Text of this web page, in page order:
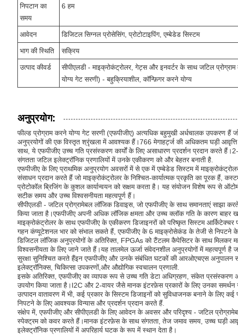
निपटान का
समय
6 हम
आवेदन डिजिटल सिग्नल प्रोसेसिंग, प्रोटोटाइपिंग, एम्बेडेड सिस्टम
भाग की स्थिति सक्रिय
उत्पाद कीवर्ड
सीपीएलडी - माइक्रोकंट्रोलर, गेट्स और इनवर्टर के साथ जटिल
योग्य गेट सरणी) - बहुक्रियाशील, कॉन्फ़िगर करने योग्य
अनुप्रयोग:
फील्ड प्रोग्राम करने योग्य गेट सरणी (एफपीजीए) अत्यधिक बहुमुखी अर्धचालक उपकरण हैं
अनुप्रयोगों की एक विस्तृत श्रृंखला में आवश्यक हैं।766 मेगाहर्ट्ज की अधिकतम घड़ी
साथ, ये एफपीजीए उच्च गति प्रसंस्करण कार्यों के लिए असाधारण प्रदर्शन प्रदान करते
संगतता जटिल इलेक्ट्रॉनिक प्रणालियों में उनके एकीकरण को और बेहतर बनाती है.
एफपीजीए के लिए प्राथमिक अनुप्रयोग अवसरों में से एक में एम्बेडेड सिस्टम में
संसाधन प्रदान करते हैं जो माइक्रोकंट्रोलर के निश्चित-कार्यात्मक प्रकृति का पूरक हैं,
प्रोटोकॉल ब्रिजिंग के कुशल कार्यान्वयन को सक्षम करता है। यह संयोजन विशेष रूप से
सटीक समय और उच्च विश्वसनीयता महत्वपूर्ण हैं।
सीपीएलडी - जटिल प्रोग्रामेबल लॉजिक डिवाइस, जो एफपीजीए के साथ समानताएं साझा
किया जाता है।एफपीजीए अपनी अधिक लॉजिक क्षमता और उच्च क्लॉक गति के कारण
माइक्रोकंट्रोलर के साथ एफपीजीए के एकीकरण डिजाइनरों को परिष्कृत सिस्टम आर्किटेक्चर
गहन कंप्यूटेशनल भार को संभाल सकते हैं, एफपीजीए के 6 माइक्रोसेकंड के तेजी से निपटने
डिजिटल लॉजिक अनुप्रयोगों के अतिरिक्त, FPGAs को टैंटलम कैपेसिटर के साथ मिलकर
विश्वसनीयता के लिए जाने जाते हैं।यह तालमेल ऊर्जा संवेदनशील अनुप्रयोगों में महत्वपूर्ण
सुरक्षा सुनिश्चित करते हैंइन एफपीजीए और उनके संबंधित घटकों की आरओएचएस अनुपालन
इलेक्ट्रॉनिक्स, चिकित्सा उपकरणों,और औद्योगिक स्वचालन प्रणाली.
इसके अतिरिक्त, एफपीजीए का व्यापक रूप से उच्च गति डेटा अधिग्रहण, संकेत प्रसंस्करण
उपयोग किया जाता है।I2C और 2-वायर जैसे मानक इंटरफ़ेस प्रकारों के लिए उनका समर्थन
उत्पादन वातावरण में भी, कई प्रकार के सिस्टम डिजाइनों को सुविधाजनक बनाने के लिए
निपटने के लिए आवश्यक विन्यास और प्रदर्शन प्रदान करते हैं.
संक्षेप में, एफपीजीए और सीपीएलडी के लिए आवेदन के अवसर और परिदृश्य - जटिल
स्पेक्ट्रम को कवर करते हैं।मानक इंटरफ़ेस के साथ संगतता, तेज जमाव समय, उच्च घड़ी
इलेक्ट्रॉनिक प्रणालियों में अपरिहार्य घटक के रूप में स्थान देता है।